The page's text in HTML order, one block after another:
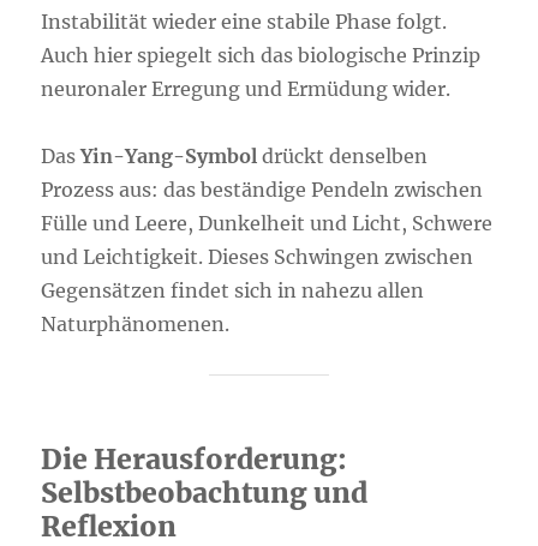
Instabilität wieder eine stabile Phase folgt.
Auch hier spiegelt sich das biologische Prinzip
neuronaler Erregung und Ermüdung wider.
DasYin-Yang-Symbol drückt denselben
Prozess aus: das beständige Pendeln zwischen
Fülle und Leere, Dunkelheit und Licht, Schwere
und Leichtigkeit. Dieses Schwingen zwischen
Gegensätzen findet sich in nahezu allen
Naturphänomenen.
Die Herausforderung:
Selbstbeobachtung und
Reflexion